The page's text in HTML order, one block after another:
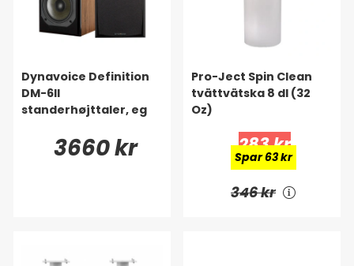
Dynavoice Definition
DM-6II
standerhøjttaler, eg
3660 kr
Pro-Ject Spin Clean
tvättvätska 8 dl (32
Oz)
283 kr
Spar 63 kr
346 kr